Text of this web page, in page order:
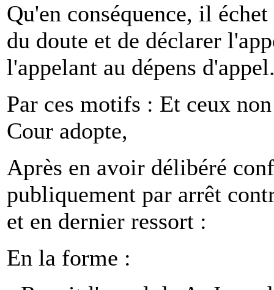
Qu'en conséquence, il
du doute et de déclarer
l'appelant au dépens
Par ces motifs : Et ceux
Cour adopte,
Après en avoir délibéré
publiquement par arrêt
et en dernier ressort :
En la forme :